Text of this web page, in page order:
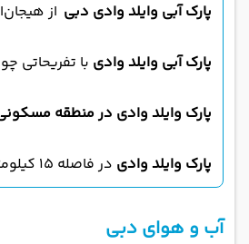
پارک آبی وایلد وادی دبی از
پارک آبی وایلد وادی با تفریحاتی چون
پارک وایلد وادی در منطقه
پارک وایلد وادی در فاصله ۱۵ کیلومتری (۱۵ دقیقه‌ای برج خلیفه ۲۶ کیلومتری (۲۰ دقیقه‌ای) فرودگاه دبی و ۱۶ کیلومتری (۱۶ دقیقه‌ای) دبی مال قرار گرفته است
آب و هوای دبی